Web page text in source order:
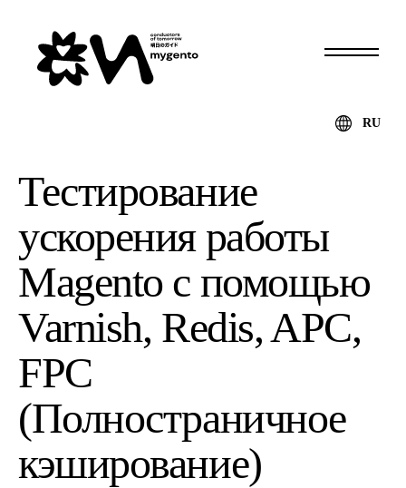
Тестирование
ускорения работы
Magento с помощью
Varnish, Redis, APC,
FPC
(Полностраничное
кэширование)
RU